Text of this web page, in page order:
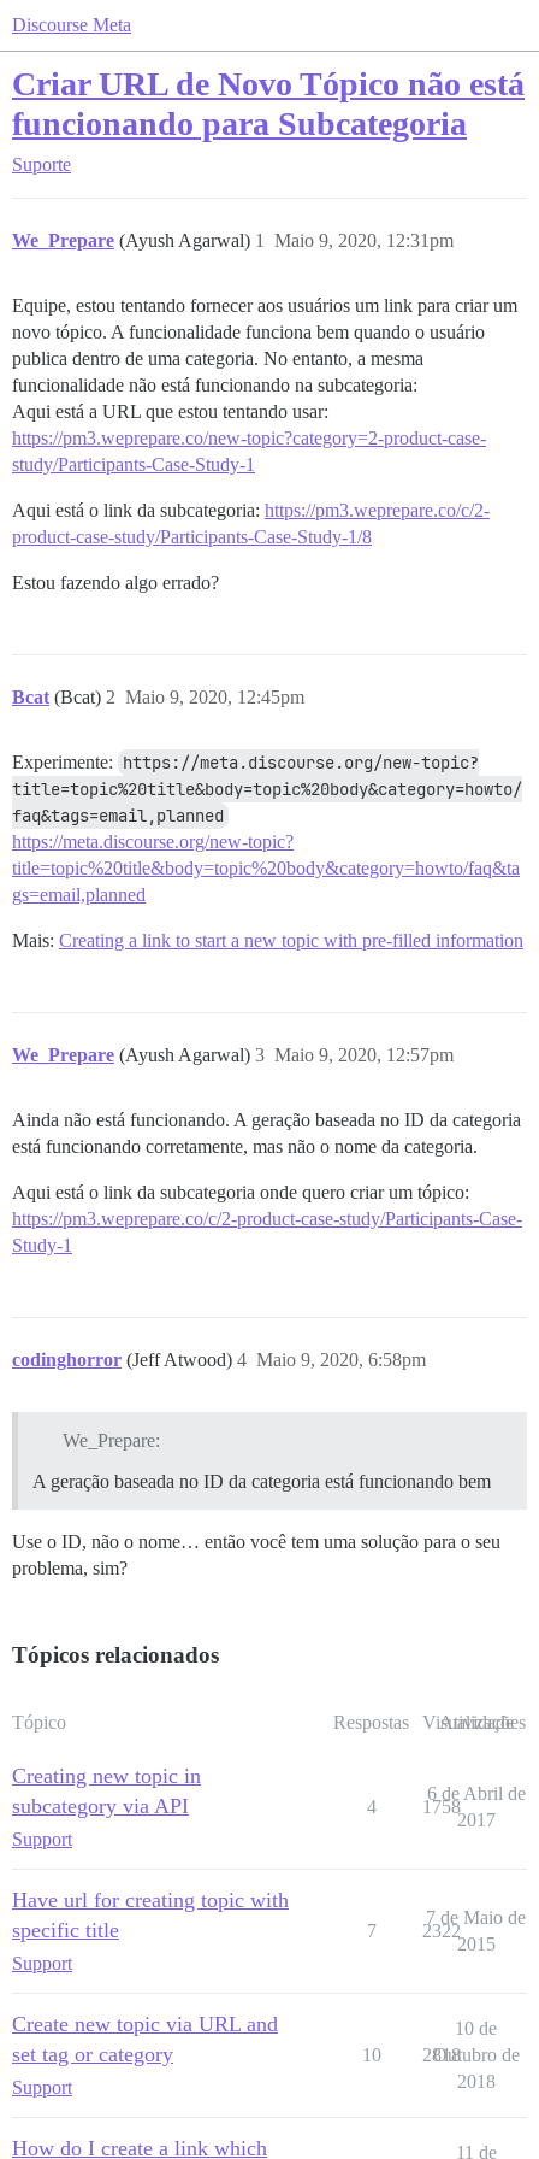
Discourse Meta
Criar URL de Novo Tópico não está
funcionando para Subcategoria
Suporte
We_Prepare (Ayush Agarwal) Maio 9, 2020, 12:31pm
1
Equipe, estou tentando fornecer aos usuários um link para criar um
novo tópico. A funcionalidade funciona bem quando o usuário
publica dentro de uma categoria. No entanto, a mesma
funcionalidade não está funcionando na subcategoria:
Aqui está a URL que estou tentando usar:
https://pm3.weprepare.co/new-topic?category=2-product-case-
study/Participants-Case-Study-1
Aqui está o link da subcategoria: https://pm3.weprepare.co/c/2-
product-case-study/Participants-Case-Study-1/8
Estou fazendo algo errado?
Bcat (Bcat) Maio 9, 2020, 12:45pm
2
Experimente: https://meta.discourse.org/new-topic?
title=topic%20title&body=topic%20body&category=howto/
faq&tags=email,planned
https://meta.discourse.org/new-topic?
title=topic%20title&body=topic%20body&category=howto/faq&ta
gs=email,planned
Mais: Creating a link to start a new topic with pre-filled information
We_Prepare (Ayush Agarwal) Maio 9, 2020, 12:57pm
3
Ainda não está funcionando. A geração baseada no ID da categoria
está funcionando corretamente, mas não o nome da categoria.
Aqui está o link da subcategoria onde quero criar um tópico:
https://pm3.weprepare.co/c/2-product-case-study/Participants-Case-
Study-1
codinghorror (Jeff Atwood) Maio 9, 2020, 6:58pm
4
We_Prepare:
A geração baseada no ID da categoria está funcionando bem
Use o ID, não o nome… então você tem uma solução para o seu
problema, sim?
Tópicos relacionados
Tópico Respostas Visualizações
Atividade
Creating new topic in
subcategory via API
Support
4 1758
6 de Abril de
2017
Have url for creating topic with
specific title
Support
7 2322
7 de Maio de
2015
Create new topic via URL and
set tag or category
Support
10 2818
10 de
Outubro de
2018
How do I create a link which 11 de